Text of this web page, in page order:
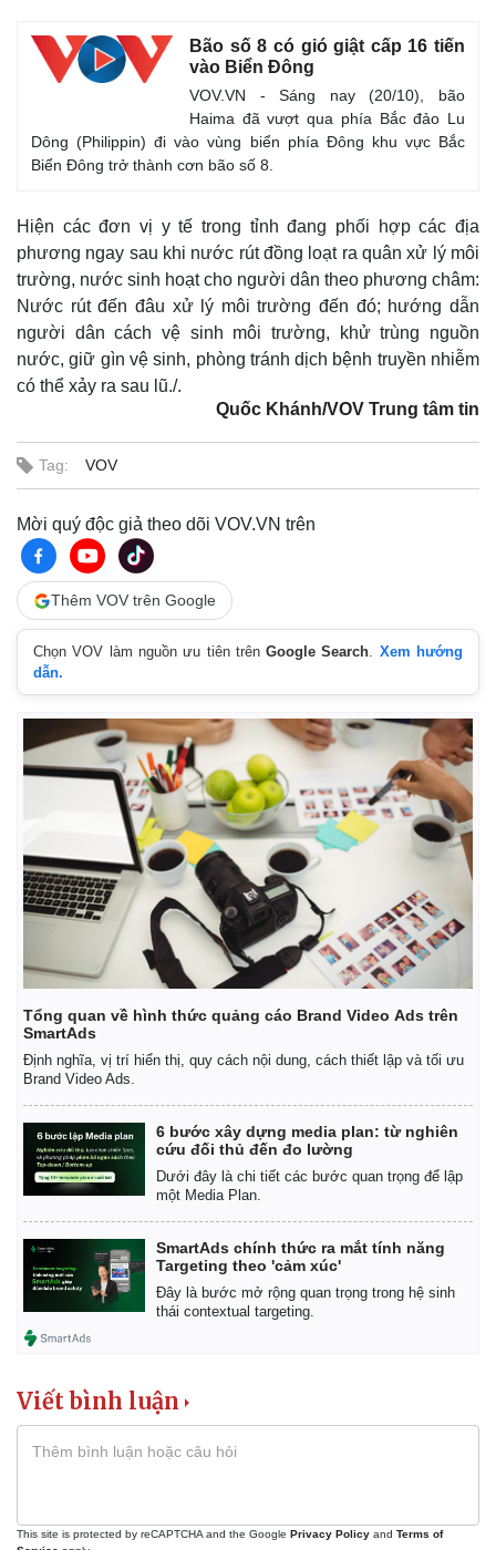
Quan sát
Cuộc sống đó đây
Hồ sơ
Multimedia
Video
E-Magazine
Infographic
Bất động sản
Giá vàng
Bão số 8 có gió giật cấp 16 tiến
vào Biển Đông
VOV.VN - Sáng nay (20/10), bão
Haima đã vượt qua phía Bắc đảo Lu
Dông (Philippin) đi vào vùng biển phía Đông khu vực Bắc
Biển Đông trở thành cơn bão số 8.
Hiện các đơn vị y tế trong tỉnh đang phối hợp các địa
phương ngay sau khi nước rút đồng loạt ra quân xử lý môi
trường, nước sinh hoạt cho người dân theo phương châm:
Nước rút đến đâu xử lý môi trường đến đó; hướng dẫn
người dân cách vệ sinh môi trường, khử trùng nguồn
nước, giữ gìn vệ sinh, phòng tránh dịch bệnh truyền nhiễm
có thể xảy ra sau lũ./.
Quốc Khánh/VOV Trung tâm tin
Tag: VOV
Mời quý độc giả theo dõi VOV.VN trên
Thêm VOV trên Google
Chọn VOV làm nguồn ưu tiên trênGoogle Search. Xem hướng
dẫn.
Tổng quan về hình thức quảng cáo Brand Video Ads trên
SmartAds
Định nghĩa, vị trí hiển thị, quy cách nội dung, cách thiết lập và tối ưu
Brand Video Ads.
6 bước xây dựng media plan: từ nghiên
cứu đối thủ đến đo lường
Dưới đây là chi tiết các bước quan trọng để lập
một Media Plan.
SmartAds chính thức ra mắt tính năng
Targeting theo 'cảm xúc'
Đây là bước mở rộng quan trọng trong hệ sinh
thái contextual targeting.
Viết bình luận
This site is protected by reCAPTCHA and the Google Privacy Policy and Terms of